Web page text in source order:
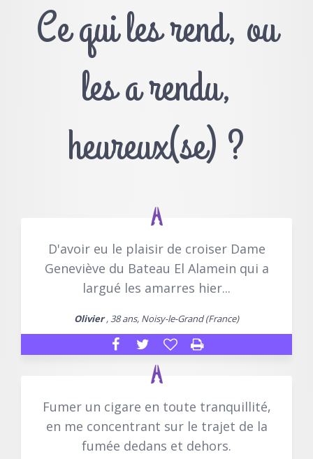
Ce qui les rend, ou
les a rendu,
heureux(se) ?
D'avoir eu le plaisir de croiser Dame
Geneviève du Bateau El Alamein qui a
largué les amarres hier...
Olivier, 38 ans, Noisy-le-Grand (France)
Fumer un cigare en toute tranquillité,
en me concentrant sur le trajet de la
fumée dedans et dehors.